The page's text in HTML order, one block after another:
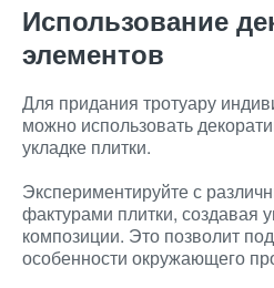
Использование
элементов
Для придания тротуару
можно использовать
укладке плитки.
Экспериментируйте с
фактурами плитки, создавая
композиции. Это позволит
особенности окружающего